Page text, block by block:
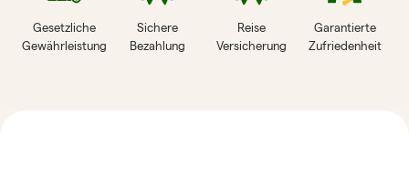
Gesetzliche
Gewährleistung
Sichere
Bezahlung
Reise
Versicherung
Garantierte
Zufriedenheit